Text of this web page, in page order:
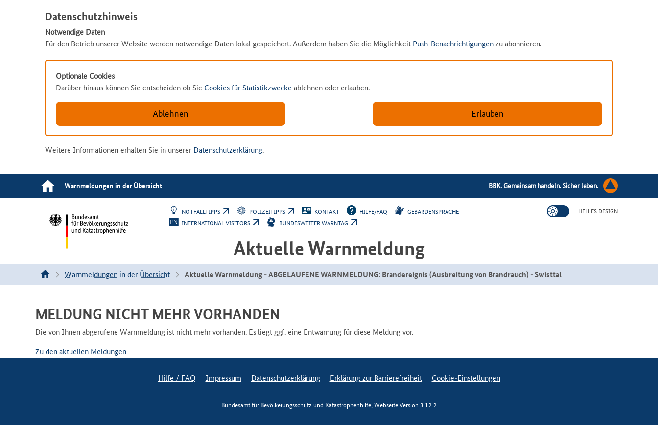
Datenschutzhinweis
Notwendige Daten
Für den Betrieb unserer Website werden notwendige Daten lokal gespeichert. Außerdem haben Sie die Möglichkeit Push-Benachrichtigungen zu abonnieren.
Optionale Cookies
Darüber hinaus können Sie entscheiden ob Sie Cookies für Statistikzwecke ablehnen oder erlauben.
Ablehnen Erlauben
Weitere Informationen erhalten Sie in unserer Datenschutzerklärung.
BBK. Gemeinsam handeln. Sicher leben.
Warnmeldungen in der Übersicht
NOTFALLTIPPS POLIZEITIPPS KONTAKT HILFE/FAQ
GEBÄRDENSPRACHE
INTERNATIONAL VISITORS
BUNDESWEITER WARNTAG
HELLES DESIGN
Aktuelle Warnmeldung
Warnmeldungen in der Übersicht Aktuelle Warnmeldung - ABGELAUFENE WARNMELDUNG: Brandereignis (Ausbreitung von Brandrauch) - Swisttal
MELDUNG NICHT MEHR VORHANDEN
Die von Ihnen abgerufene Warnmeldung ist nicht mehr vorhanden. Es liegt ggf. eine Entwarnung für diese Meldung vor.
Zu den aktuellen Meldungen
Hilfe / FAQ Impressum Datenschutzerklärung Erklärung zur Barrierefreiheit Cookie-Einstellungen
Bundesamt für Bevölkerungsschutz und Katastrophenhilfe, Webseite Version 3.12.2